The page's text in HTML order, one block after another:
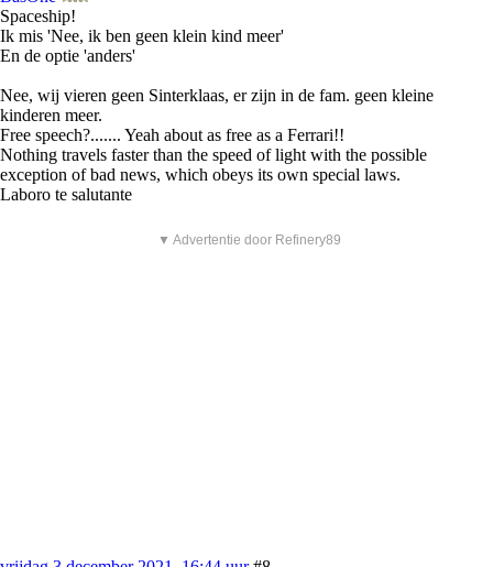
Spaceship!
Ik mis 'Nee, ik ben geen klein kind meer'
En de optie 'anders'
Nee, wij vieren geen Sinterklaas, er zijn in de fam. geen kleine
kinderen meer.
Free speech?....... Yeah about as free as a Ferrari!!
Nothing travels faster than the speed of light with the possible
exception of bad news, which obeys its own special laws.
Laboro te salutante
▼ Advertentie door Refinery89